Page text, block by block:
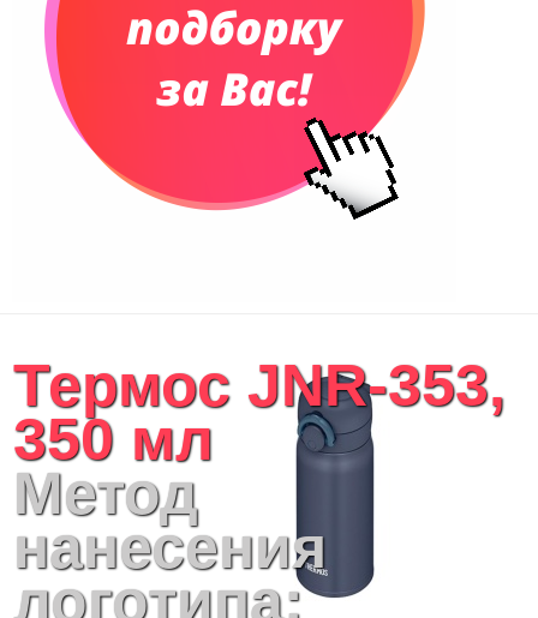
Термос JNR-353,
350 мл
Метод
нанесения
логотипа: